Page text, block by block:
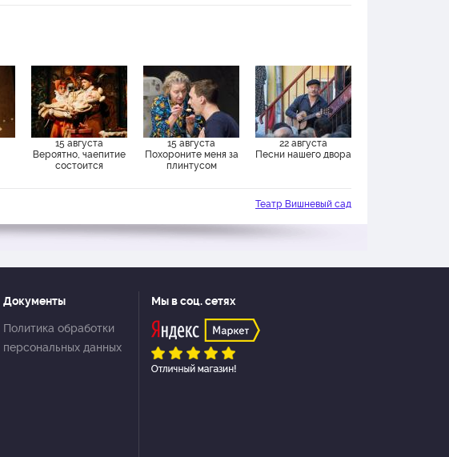
15 августа
Вероятно, чаепитие
состоится
15 августа
Похороните меня за
плинтусом
22 августа
Песни нашего двора
Театр Вишневый сад
Документы
Политика обработки
персональных данных
Мы в соц. сетях